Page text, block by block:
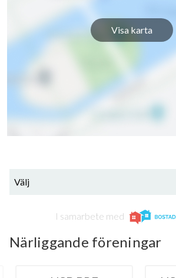
Visa karta
Välj
I samarbete med
Närliggande föreningar